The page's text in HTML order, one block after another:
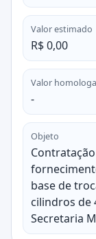
Valor estimado
R$ 0,00
Valor
-
Objeto
base de
cilindros de
Secretaria